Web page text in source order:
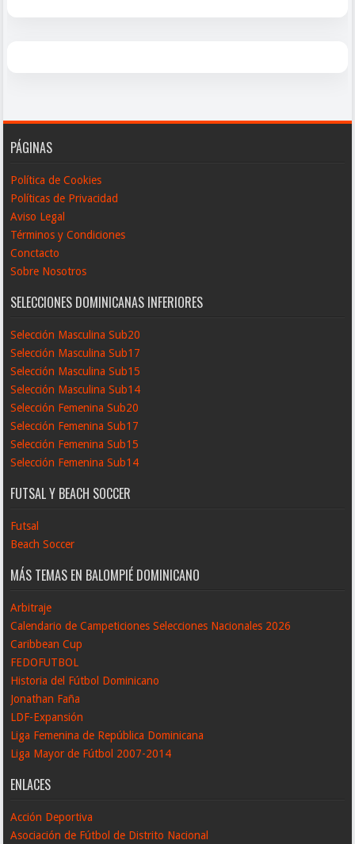
PÁGINAS
Política de Cookies
Políticas de Privacidad
Aviso Legal
Términos y Condiciones
Conctacto
Sobre Nosotros
SELECCIONES DOMINICANAS INFERIORES
Selección Masculina Sub20
Selección Masculina Sub17
Selección Masculina Sub15
Selección Masculina Sub14
Selección Femenina Sub20
Selección Femenina Sub17
Selección Femenina Sub15
Selección Femenina Sub14
FUTSAL Y BEACH SOCCER
Futsal
Beach Soccer
MÁS TEMAS EN BALOMPIÉ DOMINICANO
Arbitraje
Calendario de Campeticiones Selecciones Nacionales 2026
Caribbean Cup
FEDOFUTBOL
Historia del Fútbol Dominicano
Jonathan Faña
LDF-Expansión
Liga Femenina de República Dominicana
Liga Mayor de Fútbol 2007-2014
ENLACES
Acción Deportiva
Asociación de Fútbol de Distrito Nacional